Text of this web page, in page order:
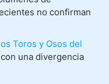
no confirman
Toros y Osos del
una divergencia